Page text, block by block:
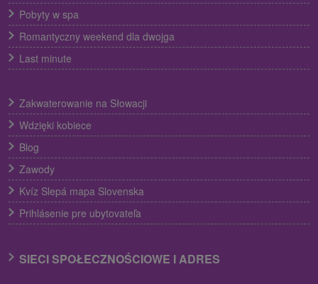
Pobyty w spa
Romantyczny weekend dla dwojga
Last minute
Zakwaterowanie na Słowacji
Wdzięki kobiece
Blog
Zawody
Kvíz Slepá mapa Slovenska
Prihlásenie pre ubytovateľa
SIECI SPOŁECZNOŚCIOWE I ADRES